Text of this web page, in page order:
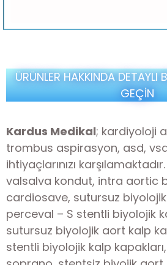
ÜRÜNLER HAKKINDA DETAYLI
GEÇİN
Kardus Medikal; kardiyoloji
trombus aspirasyon, asd,
ihtiyaçlarınızı
valsalva kondut, intra aortic
cardiosave, sutursuz
perceval – S stentli biyolojik
sutursuz biyolojik aort kalp
stentli biyolojik kalp